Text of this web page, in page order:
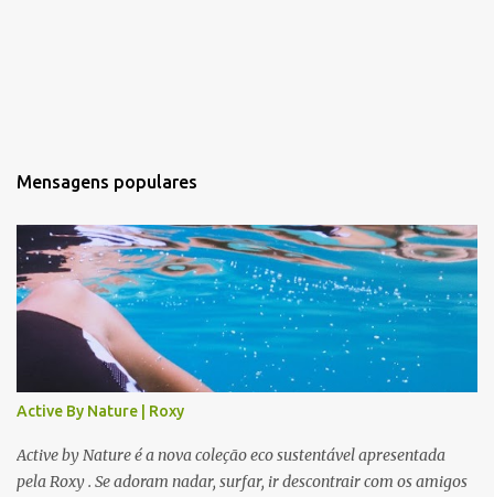
Mensagens populares
Active By Nature | Roxy
Active by Nature é a nova coleção eco sustentável apresentada
pela Roxy . Se adoram nadar, surfar, ir descontrair com os amigos